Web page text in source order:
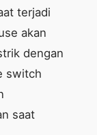
terjadi
akan
dengan
switch
saat